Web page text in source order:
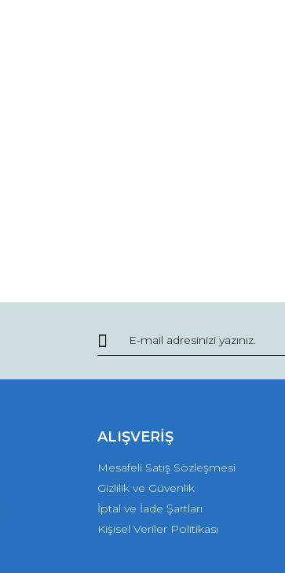
ALIŞVERİŞ
Mesafeli Satış Sözleşmesi
Gizlilik ve Güvenlik
İptal ve İade Şartları
Kişisel Veriler Politikası